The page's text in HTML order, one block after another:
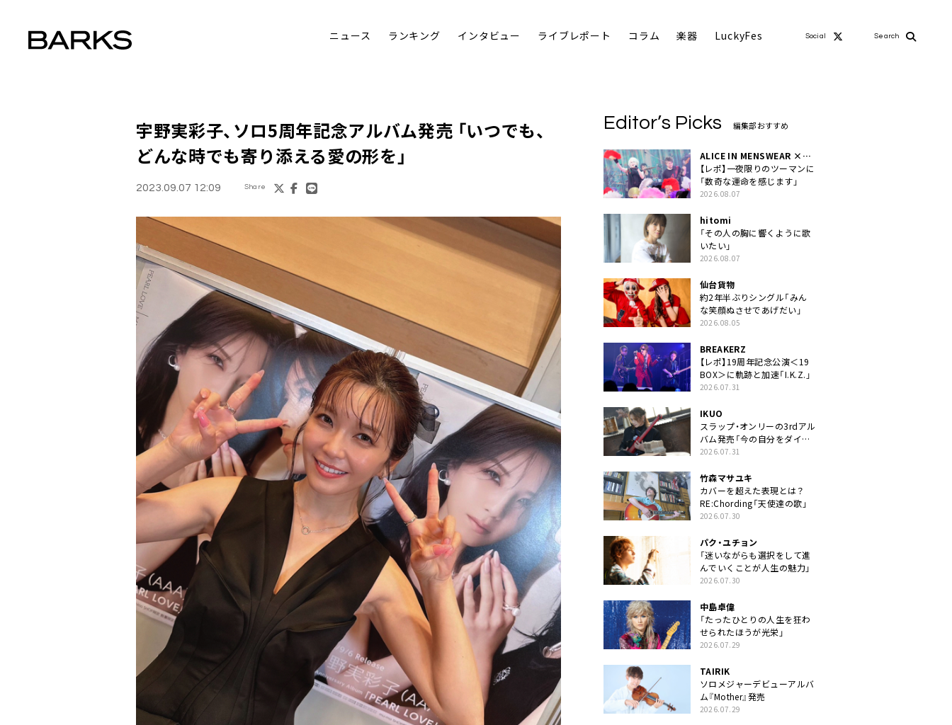
ニュース ランキング インタビュー ライブレポート コラム 楽器 LuckyFes Social Search
宇野実彩子、ソロ5周年記念アルバム発売 「いつでも、
どんな時でも寄り添える愛の形を」
2023.09.07 12:09 Share
Editor’s Picks 編集部おすすめ
ALICE IN MENSWEAR ×
MASCHERA
【レポ】一夜限りのツーマンに
「数奇な運命を感じます」
2026.08.07
hitomi
「その人の胸に響くように歌
いたい」
2026.08.07
仙台貨物
約2年半ぶりシングル「みん
な笑顔ぬさせであげだい」
2026.08.05
BREAKERZ
【レポ】19周年記念公演＜19
BOX＞に軌跡と加速「I.K.Z.」
2026.07.31
IKUO
スラップ・オンリーの3rdアル
バム発売「今の自分をダイレ
クトに」
2026.07.31
竹森マサユキ
カバーを超えた表現とは？
RE:Chording「天使達の歌」
2026.07.30
パク・ユチョン
「迷いながらも選択をして進
んでいくことが人生の魅力」
2026.07.30
中島卓偉
「たったひとりの人生を狂わ
せられたほうが光栄」
2026.07.29
TAIRIK
ソロメジャーデビューアルバ
ム『Mother』発売
2026.07.29